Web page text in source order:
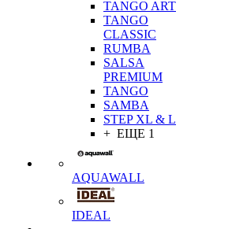
TANGO ART
TANGO
CLASSIC
RUMBA
SALSA
PREMIUM
TANGO
SAMBA
STEP XL & L
+ ЕЩЕ 1
AQUAWALL
IDEAL